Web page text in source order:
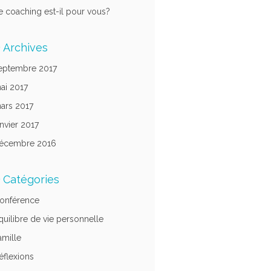
coaching est-il pour vous?
Archives
2017
2017
2017
2017
2016
Catégories
de vie personnelle